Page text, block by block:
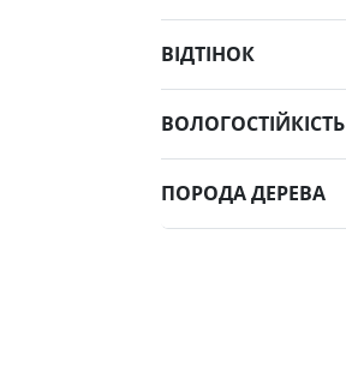
ВІДТІНОК
ВОЛОГОСТІЙКІСТЬ
ПОРОДА ДЕРЕВА